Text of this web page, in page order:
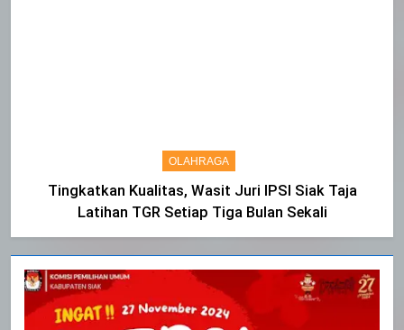
OLAHRAGA
Tingkatkan Kualitas, Wasit Juri IPSI Siak Taja
Latihan TGR Setiap Tiga Bulan Sekali